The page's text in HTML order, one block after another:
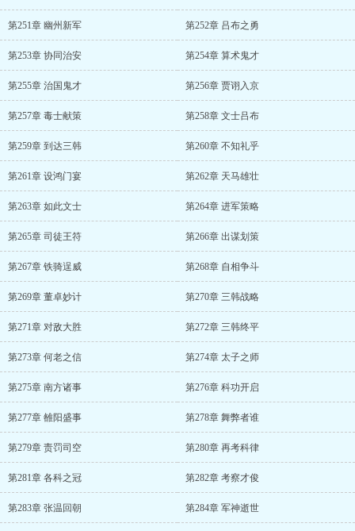
第251章 幽州新军 第252章 吕布之勇
第253章 协同治安 第254章 算术鬼才
第255章 治国鬼才 第256章 贾诩入京
第257章 毒士献策 第258章 文士吕布
第259章 到达三韩 第260章 不知礼乎
第261章 设鸿门宴 第262章 天马雄壮
第263章 如此文士 第264章 进军策略
第265章 司徒王符 第266章 出谋划策
第267章 铁骑逞威 第268章 自相争斗
第269章 董卓妙计 第270章 三韩战略
第271章 对敌大胜 第272章 三韩终平
第273章 何老之信 第274章 太子之师
第275章 南方诸事 第276章 科功开启
第277章 雒阳盛事 第278章 舞弊者谁
第279章 责罚司空 第280章 再考科律
第281章 各科之冠 第282章 考察才俊
第283章 张温回朝 第284章 军神逝世